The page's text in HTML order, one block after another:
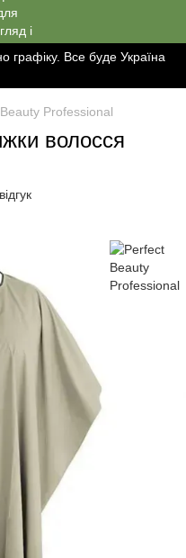
графіку. Все буде Україна
Professional
волосся